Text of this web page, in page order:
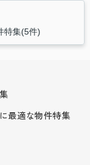
特集(5件)
最適な物件特集